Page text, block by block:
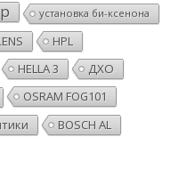
установка би-ксенона
HPL
HELLA 3 ДХО
OSRAM FOG101
BOSCH AL